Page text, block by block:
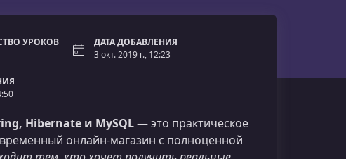
УРОКОВ
ДАТА ДОБАВЛЕНИЯ
3 окт. 2019 г., 12:23
Hibernate и MySQL— это практическое
онлайн-магазин с полноценной